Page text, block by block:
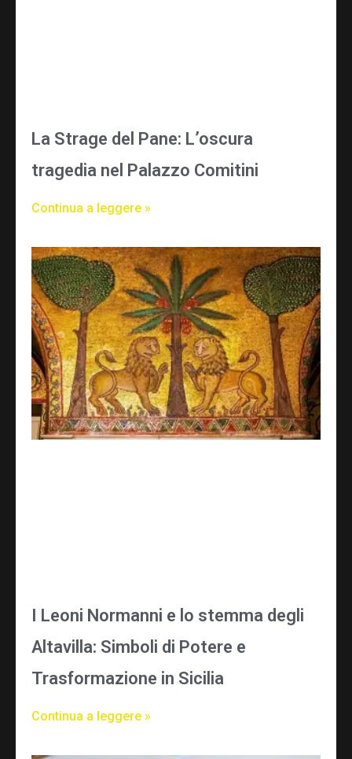
La Strage del Pane: L’oscura
tragedia nel Palazzo Comitini
Continua a leggere »
I Leoni Normanni e lo stemma degli
Altavilla: Simboli di Potere e
Trasformazione in Sicilia
Continua a leggere »